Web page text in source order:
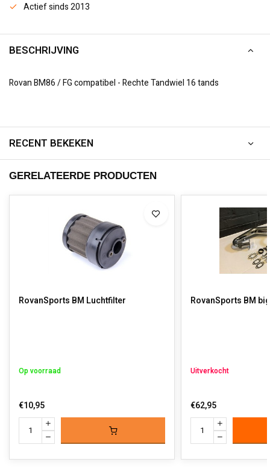
Actief sinds 2013
BESCHRIJVING
Rovan BM86 / FG compatibel - Rechte Tandwiel 16 tands
RECENT BEKEKEN
GERELATEERDE PRODUCTEN
RovanSports BM Luchtfilter
Op voorraad
€10,95
RovanSports BM
Uitverkocht
€62,95